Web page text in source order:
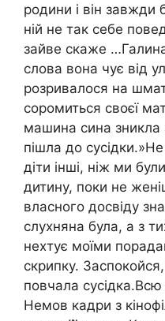
родини і він
ній не так себе
зайве скаже
слова вона чує від
розривалося на
соромиться своєї
машина сина зникла
пішла до
діти інші, ніж ми
дитину, поки не
власного досвіду
слухняна була, а з
нехтує моїми
скрипку.
повчала
Немов кадри з